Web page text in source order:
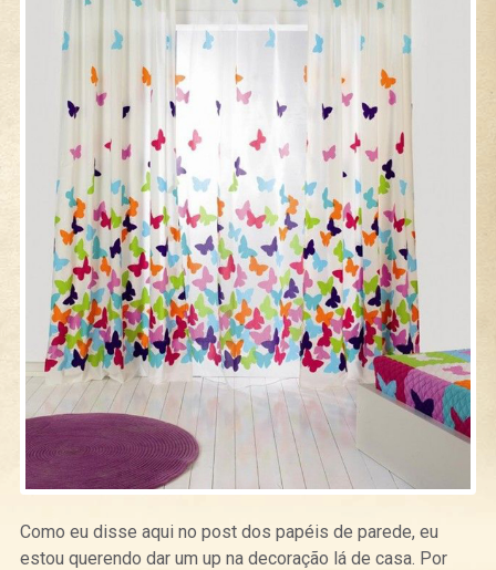
Como eu disse aqui no post dos papéis de parede, eu
estou querendo dar um up na decoração lá de casa. Por